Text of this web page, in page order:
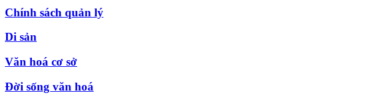
Chính sách quản lý
Di sản
Văn hoá cơ sở
Đời sống văn hoá